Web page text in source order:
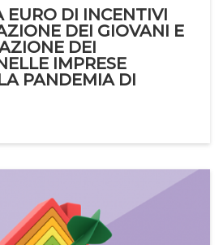
EURO DI INCENTIVI
DEI GIOVANI E
DEI
IMPRESE
PANDEMIA DI